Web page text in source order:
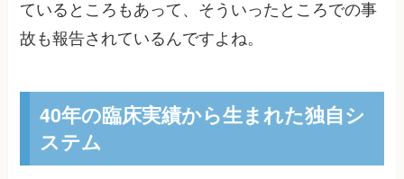
ているところもあって、そういったところでの事
故も報告されているんですよね。
40年の臨床実績から生まれた独自シ
ステム